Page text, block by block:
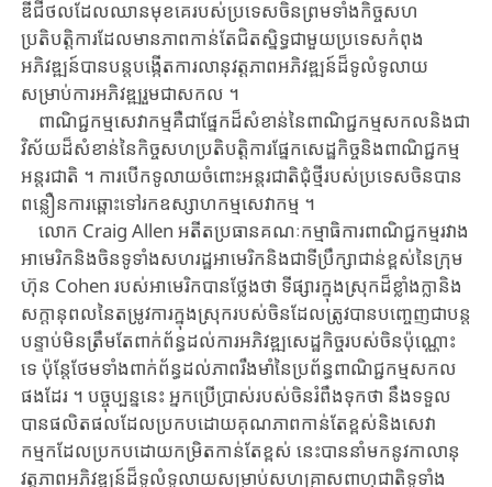
ឌីជីថល​ដែល​ឈានមុខគេ​របស់​ប្រទេសចិន​ព្រមទាំង​កិច្ចសហ​
ប្រតិបត្តិការ​ដែល​មានភាពកាន់តែជិតស្និទ្ធ​ជាមួយ​ប្រទេសកំពុង
អភិវឌ្ឍន៍​បាន​បន្ត​បង្កើត​ការលានុវត្ត​ភាព​អភិវឌ្ឍន៍​ដ៏ទូលំទូលាយ​
សម្រាប់​ការអភិវឌ្ឍរួមជាសកល ​។
ពាណិជ្ជកម្មសេវាកម្ម​គឺជា​ផ្នែកដ៏សំខាន់​នៃ​ពាណិជ្ជកម្មសកល​និងជា​
វិស័យដ៏សំខាន់​នៃ​កិច្ច​សហប្រតិបត្តិការ​ផ្នែក​សេដ្ឋកិច្ច​និង​ពាណិជ្ជកម្ម
អន្តរជាតិ ​។ ​ការបើកទូលាយចំពោះ​អន្តរជាតិ​ជុំថ្មី​របស់ប្រទេសចិន​បាន​
ពន្លឿន​ការឆ្ពោះទៅរក​ឧស្សាហកម្ម​សេវា​កម្ម ​។
លោក ​Craig ​Allen ​អតីត​ប្រធានគណៈកម្មាធិការពាណិជ្ជកម្មរវាង
អាមេរិក​និងចិន​ទូទាំង​សហរដ្ឋ​អាមេរិក​និងជា​ទីប្រឹក្សាជាន់ខ្ពស់​នៃក្រុម
ហ៊ុន ​Cohen ​របស់អាមេរិក​បានថ្លែងថា ​ទី​ផ្សារ​ក្នុងស្រុក​ដ៏ខ្លាំងក្លា​និង​
សក្តានុពលនៃតម្រូវការក្នុងស្រុក​របស់​ចិន​ដែល​ត្រូវបាន​បញ្ចេញ​ជា​បន្ត​
បន្ទាប់​មិនត្រឹមតែ​ពាក់ព័ន្ធ​ដល់​ការអភិវឌ្ឍសេដ្ឋកិច្ច​របស់​ចិន​ប៉ុណ្ណោះ
ទេ ​ប៉ុន្តែ​ថែម​ទាំង​ពាក់​ព័ន្ធ​ដល់​ភាពរឹងមាំ​នៃ​ប្រព័ន្ធពាណិជ្ជកម្មសកល​
ផងដែរ ​។ ​បច្ចុប្បន្ន​នេះ ​អ្នក​ប្រើ​ប្រាស់​របស់​ចិន​រំពឹងទុក​ថា ​នឹង​ទទួល
បាន​ផលិតផល​ដែល​ប្រកបដោយ​គុណភាព​កាន់​តែ​ខ្ពស់​និង​សេវា
កម្មក​ដែល​ប្រកបដោយ​កម្រិត​កាន់តែ​ខ្ពស់ ​នេះ​បាន​នាំមក​នូវ​កាលានុ
វត្តភាព​អភិ​វឌ្ឍន៍​ដ៏​ទូលំ​ទូលាយ​សម្រាប់​សហគ្រាស​ពាហុជាតិ​ទូទាំង​